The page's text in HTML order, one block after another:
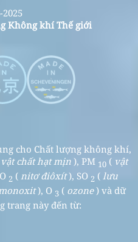
Không khí Thế giới
cho Chất lượng không khí,
vật chất hạt mịn ), PM 10 ( vật
2 ( nitơ điôxít), SO 2 ( lưu
), O 3 ( ozone) và dữ
trang này đến từ: